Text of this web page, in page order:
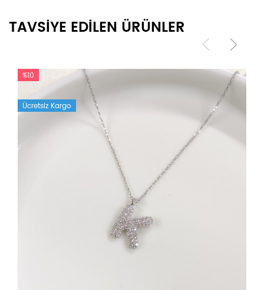
TAVSİYE EDİLEN ÜRÜNLER
%10
Ücretsiz Kargo